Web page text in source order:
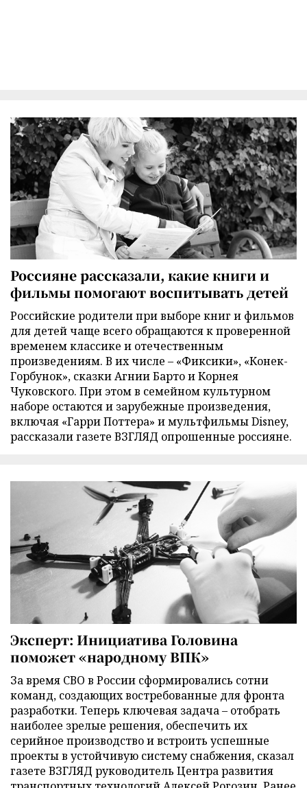
Россияне рассказали, какие книги и
фильмы помогают воспитывать детей
Российские родители при выборе книг и фильмов
для детей чаще всего обращаются к проверенной
временем классике и отечественным
произведениям. В их числе – «Фиксики», «Конек-
Горбунок», сказки Агнии Барто и Корнея
Чуковского. При этом в семейном культурном
наборе остаются и зарубежные произведения,
включая «Гарри Поттера» и мультфильмы Disney,
рассказали газете ВЗГЛЯД опрошенные россияне.
Эксперт: Инициатива Головина
поможет «народному ВПК»
За время СВО в России сформировались сотни
команд, создающих востребованные для фронта
разработки. Теперь ключевая задача – отобрать
наиболее зрелые решения, обеспечить их
серийное производство и встроить успешные
проекты в устойчивую систему снабжения, сказал
газете ВЗГЛЯД руководитель Центра развития